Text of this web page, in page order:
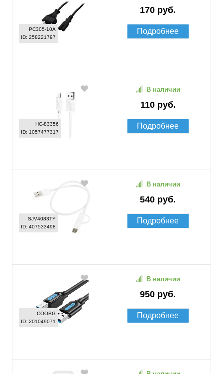
PC305-10A
ID: 258221797
170 руб.
Подробнее
HC-83356
ID: 1057477317
110 руб.
В наличии
Подробнее
SJV4083TY
ID: 407533498
540 руб.
В наличии
Подробнее
COOBG
ID: 201049071
950 руб.
В наличии
Подробнее